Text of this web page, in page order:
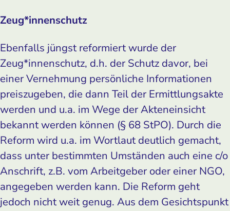
Zeug*innenschutz
Ebenfalls jüngst reformiert wurde der
Zeug*innenschutz, d.h. der Schutz davor, bei
einer Vernehmung persönliche Informationen
preiszugeben, die dann Teil der Ermittlungsakte
werden und u.a. im Wege der Akteneinsicht
bekannt werden können (§ 68 StPO). Durch die
Reform wird u.a. im Wortlaut deutlich gemacht,
dass unter bestimmten Umständen auch eine c/o
Anschrift, z.B. vom Arbeitgeber oder einer NGO,
angegeben werden kann. Die Reform geht
jedoch nicht weit genug. Aus dem Gesichtspunkt